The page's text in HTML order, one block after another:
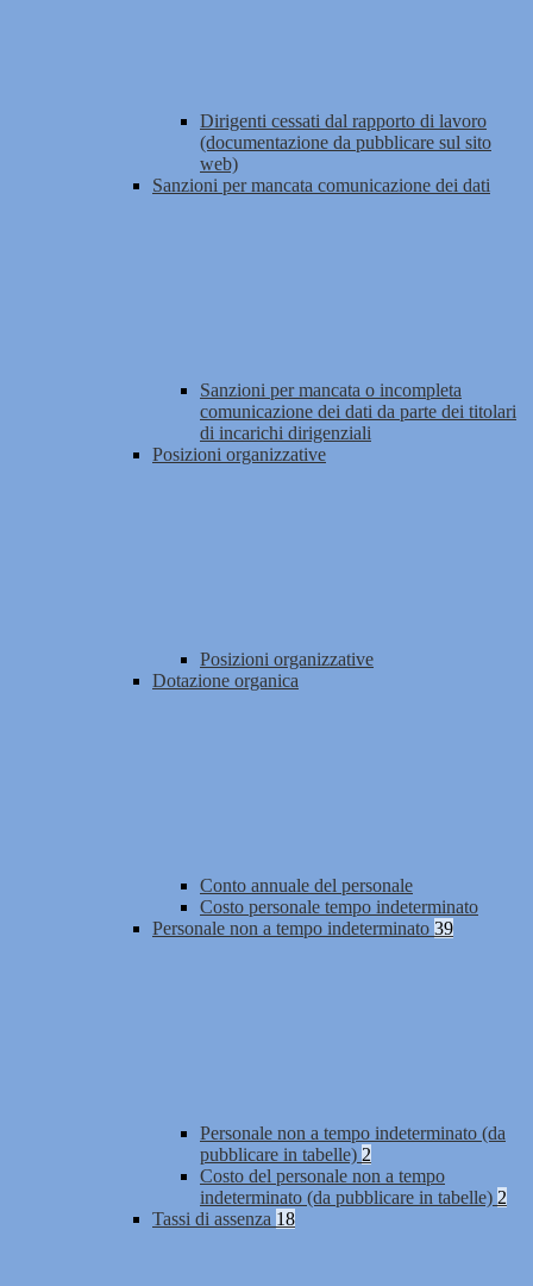
Dirigenti cessati dal rapporto di lavoro
(documentazione da pubblicare sul sito
web)
Sanzioni per mancata comunicazione dei dati
Sanzioni per mancata o incompleta
comunicazione dei dati da parte dei titolari
di incarichi dirigenziali
Posizioni organizzative
Posizioni organizzative
Dotazione organica
Conto annuale del personale
Costo personale tempo indeterminato
Personale non a tempo indeterminato 39
Personale non a tempo indeterminato (da
pubblicare in tabelle) 2
Costo del personale non a tempo
indeterminato (da pubblicare in tabelle) 2
Tassi di assenza 18